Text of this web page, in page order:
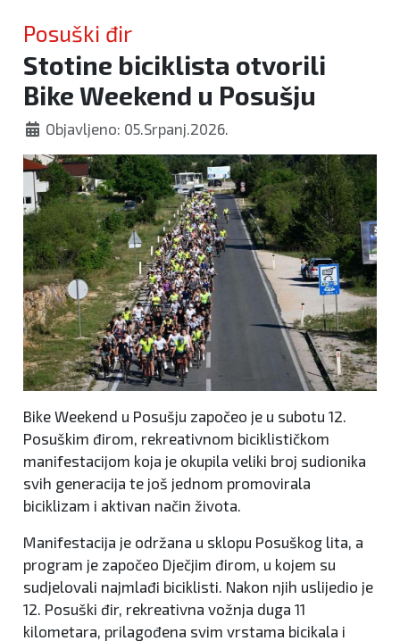
Posuški đir
Stotine biciklista otvorili
Bike Weekend u Posušju
Objavljeno: 05.Srpanj.2026.
Bike Weekend u Posušju započeo je u subotu 12.
Posuškim đirom, rekreativnom biciklističkom
manifestacijom koja je okupila veliki broj sudionika
svih generacija te još jednom promovirala
biciklizam i aktivan način života.
Manifestacija je održana u sklopu Posuškog lita, a
program je započeo Dječjim đirom, u kojem su
sudjelovali najmlađi biciklisti. Nakon njih uslijedio je
12. Posuški đir, rekreativna vožnja duga 11
kilometara, prilagođena svim vrstama bicikala i